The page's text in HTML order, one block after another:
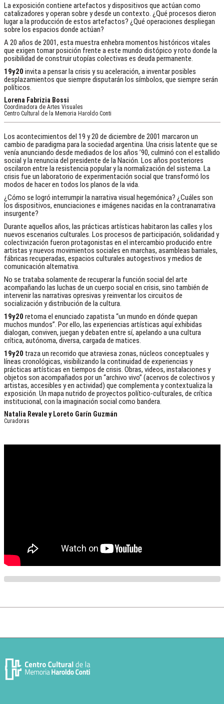
La exposición contiene artefactos y dispositivos que actúan como
catalizadores y operan sobre y desde un contexto. ¿Qué procesos dieron
lugar a la producción de estos artefactos? ¿Qué operaciones despliegan
sobre los espacios donde actúan?
A 20 años de 2001, esta muestra enhebra momentos históricos vitales
que exigen tomar posición frente a este mundo distópico y roto donde la
posibilidad de construir utopías colectivas es deuda permanente.
19y20 invita a pensar la crisis y su aceleración, a inventar posibles
desplazamientos que siempre disputarán los símbolos, que siempre serán
políticos.
Lorena Fabrizia Bossi
Coordinadora de Artes Visuales
Centro Cultural de la Memoria Haroldo Conti
Los acontecimientos del 19 y 20 de diciembre de 2001 marcaron un
cambio de paradigma para la sociedad argentina. Una crisis latente que se
venía anunciando desde mediados de los años ’90, culminó con el estallido
social y la renuncia del presidente de la Nación. Los años posteriores
oscilaron entre la resistencia popular y la normalización del sistema. La
crisis fue un laboratorio de experimentación social que transformó los
modos de hacer en todos los planos de la vida.
¿Cómo se logró interrumpir la narrativa visual hegemónica? ¿Cuáles son
los dispositivos, enunciaciones e imágenes nacidas en la contranarrativa
insurgente?
Durante aquellos años, las prácticas artísticas habitaron las calles y los
nuevos escenarios culturales. Los procesos de participación, solidaridad y
colectivización fueron protagonistas en el intercambio producido entre
artistas y nuevos movimientos sociales en marchas, asambleas barriales,
fábricas recuperadas, espacios culturales autogestivos y medios de
comunicación alternativa.
No se trataba solamente de recuperar la función social del arte
acompañando las luchas de un cuerpo social en crisis, sino también de
intervenir las narrativas opresivas y reinventar los circuitos de
socialización y distribución de la cultura.
19y20 retoma el enunciado zapatista “un mundo en dónde quepan
muchos mundos”. Por ello, las experiencias artísticas aquí exhibidas
dialogan, conviven, juegan y debaten entre sí, apelando a una cultura
crítica, autónoma, diversa, cargada de matices.
19y20 traza un recorrido que atraviesa zonas, núcleos conceptuales y
líneas cronológicas, visibilizando la continuidad de experiencias y
prácticas artísticas en tiempos de crisis. Obras, videos, instalaciones y
objetos son acompañados por un “archivo vivo” (acervos de colectivos y
artistas, accesibles y en actividad) que complementa y contextualiza la
exposición. Un mapa nutrido de proyectos político-culturales, de crítica
institucional, con la imaginación social como bandera.
Natalia Revale y Loreto Garín Guzmán
Curadoras